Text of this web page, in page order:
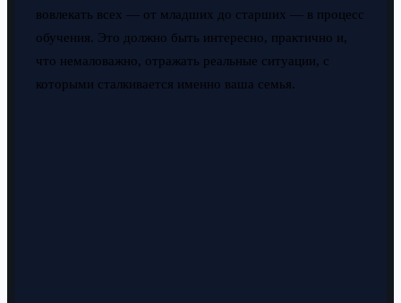
вовлекать всех — от младших до старших — в процесс
обучения. Это должно быть интересно, практично и,
что немаловажно, отражать реальные ситуации, с
которыми сталкивается именно ваша семья.